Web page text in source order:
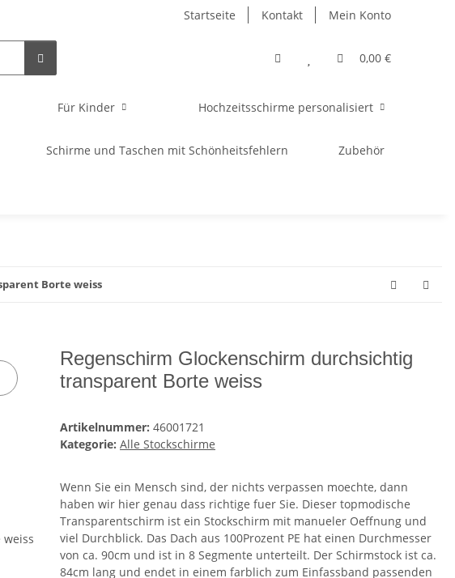
Startseite Kontakt Mein Konto
0,00 €
Für Kinder Hochzeitsschirme personalisiert
Schirme und Taschen mit Schönheitsfehlern Zubehör
Borte weiss
Regenschirm Glockenschirm durchsichtig
transparent Borte weiss
Artikelnummer: 46001721
Kategorie: Alle Stockschirme
Wenn Sie ein Mensch sind, der nichts verpassen moechte, dann
haben wir hier genau dass richtige fuer Sie. Dieser topmodische
Transparentschirm ist ein Stockschirm mit manueler Oeffnung und
viel Durchblick. Das Dach aus 100Prozent PE hat einen Durchmesser
von ca. 90cm und ist in 8 Segmente unterteilt. Der Schirmstock ist ca.
84cm lang und endet in einem farblich zum Einfassband passenden